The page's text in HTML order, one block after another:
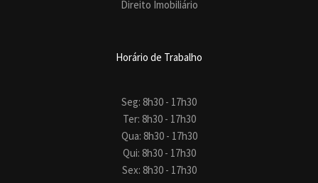
Direito Imobiliário
Horário de Trabalho
Seg: 8h30 - 17h30
Ter: 8h30 - 17h30
Qua: 8h30 - 17h30
Qui: 8h30 - 17h30
Sex: 8h30 - 17h30